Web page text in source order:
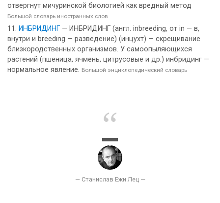
отвергнут мичуринской биологией как вредный метод
Большой словарь иностранных слов
ИНБРИДИНГ — ИНБРИДИНГ (англ. inbreeding, от in — в,
внутри и breeding — разведение) (инцухт) — скрещивание
близкородственных организмов. У самоопыляющихся
растений (пшеница, ячмень, цитрусовые и др.) инбридинг —
нормальное явление. Большой энциклопедический словарь